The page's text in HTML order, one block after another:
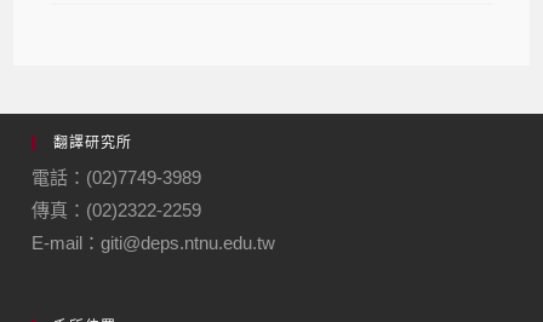
翻譯研究所
電話：(02)7749-3989
傳真：(02)2322-2259
E-mail：giti@deps.ntnu.edu.tw